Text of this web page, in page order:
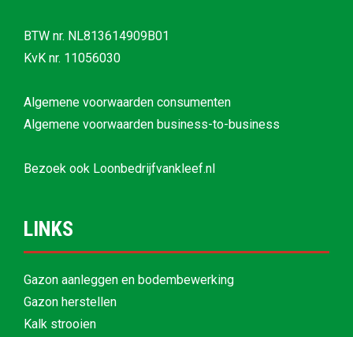
BTW nr. NL813614909B01
KvK nr. 11056030
Algemene voorwaarden consumenten
Algemene voorwaarden business-to-business
Bezoek ook Loonbedrijfvankleef.nl
LINKS
Gazon aanleggen en bodembewerking
Gazon herstellen
Kalk strooien